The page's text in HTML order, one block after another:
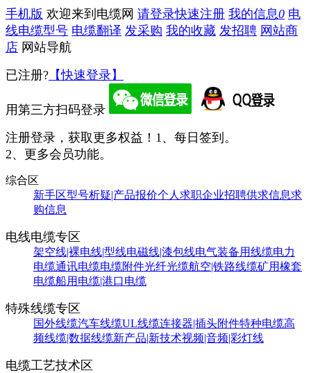
手机版 欢迎来到电缆网 请登录快速注册 我的信息0 电
线电缆型号 电缆翻译 发采购 我的收藏 发招聘 网站商
店 网站导航
已注册? 【快速登录】
用第三方扫码登录
注册登录，获取更多权益！ 1、每日签到。
2、更多会员功能。
综合区
新手区型号析疑|产品报价个人求职企业招聘供求信息求
购信息
电线电缆专区
架空线|裸电线|型线电磁线|漆包线电气装备用线缆电力
电缆通讯电缆电缆附件光纤光缆航空|铁路线缆矿用橡套
电缆船用电缆|港口电缆
特殊线缆专区
国外线缆汽车线缆UL线缆连接器|插头附件特种电缆高
频线缆|数据线缆新产品|新技术视频|音频|彩灯线
电缆工艺技术区